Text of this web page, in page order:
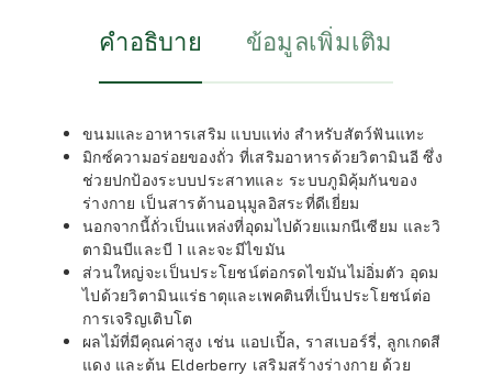
คำอธิบาย ข้อมูลเพิ่มเติม
ขนมและอาหารเสริม แบบแท่ง สำหรับสัตว์ฟันแทะ
มิกซ์ความอร่อยของถั่ว ที่เสริมอาหารด้วยวิตามินอี ซึ่ง
ช่วยปกป้องระบบประสาทและ ระบบภูมิคุ้มกันของ
ร่างกาย เป็นสารต้านอนุมูลอิสระที่ดีเยี่ยม
นอกจากนี้ถั่วเป็นแหล่งที่อุดมไปด้วยแมกนีเซียม และวิ
ตามินบีและบี 1 และจะมีไขมัน
ส่วนใหญ่จะเป็นประโยชน์ต่อกรดไขมันไม่อิ่มตัว อุดม
ไปด้วยวิตามินแร่ธาตุและเพคตินที่เป็นประโยชน์ต่อ
การเจริญเติบโต
ผลไม้ที่มีคุณค่าสูง เช่น แอปเปิ้ล, ราสเบอร์รี่, ลูกเกดสี
แดง และต้น Elderberry เสริมสร้างร่างกาย ด้วย